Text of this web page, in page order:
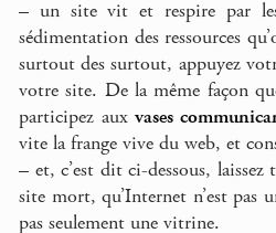
– un site vit et respire par les
sédimentation des ressources
surtout des surtout, appuyez
votre site. De la même façon
participez auxvases
vite la frange vive du web, et
– et, c’est dit ci-dessous,
site mort, qu’Internet n’est pas
pas seulement une vitrine.